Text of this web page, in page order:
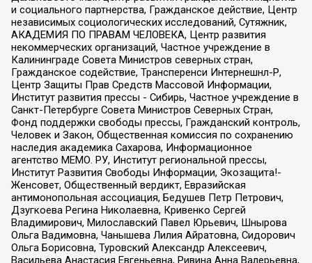
и социального партнерства, Гражданское действие, Центр
независимых социологических исследований, Сутяжник,
АКАДЕМИЯ ПО ПРАВАМ ЧЕЛОВЕКА, Центр развития
некоммерческих организаций, Частное учреждение в
Калининграде Совета Министров северных стран,
Гражданское содействие, Трансперенси Интернешнл-Р,
Центр Защиты Прав Средств Массовой Информации,
Институт развития прессы - Сибирь, Частное учреждение в
Санкт-Петербурге Совета Министров Северных Стран,
Фонд поддержки свободы прессы, Гражданский контроль,
Человек и Закон, Общественная комиссия по сохранению
наследия академика Сахарова, Информационное
агентство МЕМО. РУ, Институт региональной прессы,
Институт Развития Свободы Информации, Экозащита!-
Женсовет, Общественный вердикт, Евразийская
антимонопольная ассоциация, Бедушев Петр Петрович,
Дзугкоева Регина Николаевна, Кривенко Сергей
Владимирович, Милославский Павел Юрьевич, Шнырова
Ольга Вадимовна, Чанышева Лилия Айратовна, Сидорович
Ольга Борисовна, Туровский Александр Алексеевич,
Васильева Анастасия Евгеньевна, Ривина Анна Валерьевна,